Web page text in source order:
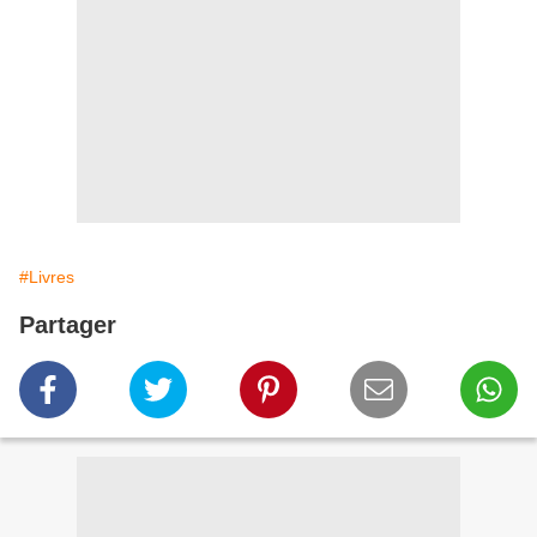
#Livres
Partager